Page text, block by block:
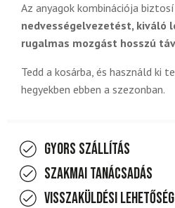
Az anyagok kombinációja
nedvességelvezetést, kiváló
rugalmas mozgást hosszú
Tedd a kosárba, és használd ki
hegyekben ebben a szezonban.
Gyors szállítás
Szakmai tanácsadás
Visszaküldési lehetőség